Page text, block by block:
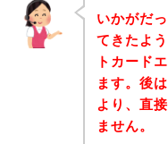
いかがだ
てきたよ
トカード
ます。後
より、直
ません。